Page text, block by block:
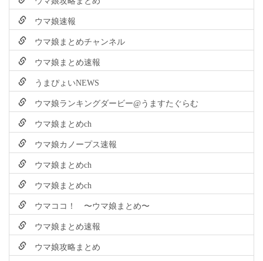
ウマ娘速報
ウマ娘まとめチャンネル
ウマ娘まとめ速報
うまぴょいNEWS
ウマ娘ランキングダービー@うますたぐらむ
ウマ娘まとめch
ウマ娘カノープス速報
ウマ娘まとめch
ウマ娘まとめch
ウマココ！ 〜ウマ娘まとめ〜
ウマ娘まとめ速報
ウマ娘攻略まとめ